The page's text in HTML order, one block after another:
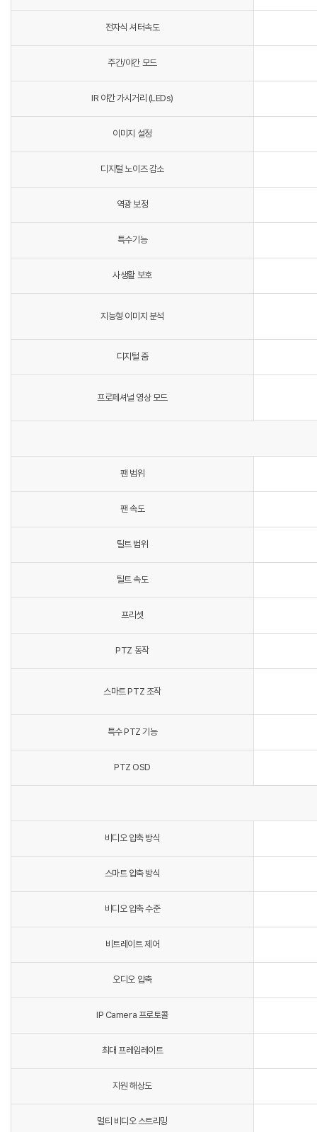
전자식 셔터속도
주간/야간 모드
IR 야간 가시거리 (LEDs)
이미지 설정
디지털 노이즈 감소
역광 보정
특수기능
사생활 보호
지능형 이미지 분석
디지털 줌
프로페셔널 영상 모드
팬 범위
팬 속도
틸트 범위
틸트 속도
프리셋
PTZ 동작
스마트 PTZ 조작
특수 PTZ 기능
PTZ OSD
비디오 압축 방식
스마트 압축 방식
비디오 압축 수준
비트레이트 제어
오디오 압축
IP Camera 프로토콜
최대 프레임레이트
지원 해상도
멀티 비디오 스트리밍